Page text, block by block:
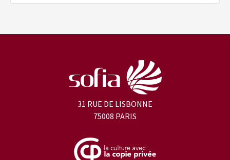
31 RUE DE LISBONNE
75008 PARIS